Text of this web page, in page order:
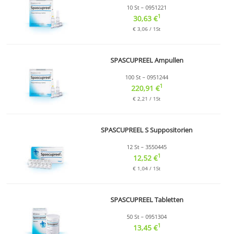
10 St – 0951221
30,63 €1
€ 3,06 / 1St
SPASCUPREEL Ampullen
100 St – 0951244
220,91 €1
€ 2,21 / 1St
SPASCUPREEL S Suppositorien
12 St – 3550445
12,52 €1
€ 1,04 / 1St
SPASCUPREEL Tabletten
50 St – 0951304
13,45 €1